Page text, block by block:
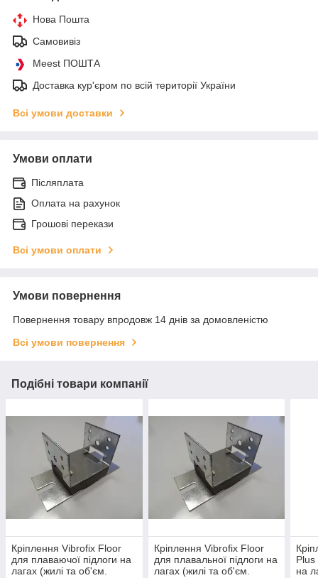
Нова Пошта
Самовивіз
Meest ПОШТА
Доставка кур'єром по всій території України
Всі умови доставки
Умови оплати
Післяплата
Оплата на рахунок
Грошові перекази
Всі умови оплати
Умови повернення
Повернення товару впродовж 14 днів за домовленістю
Всі умови повернення
Подібні товари компанії
Кріплення Vibrofix Floor
для плаваючої підлоги на
лагах (жилі та об'єм.
Кріплення Vibrofix Floor
для плавальної підлоги на
лагах (жилі та об'єм.
Plus
на